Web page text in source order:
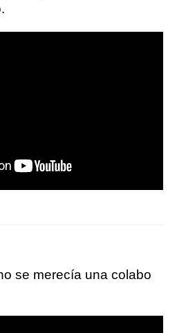
se merecía una colabo